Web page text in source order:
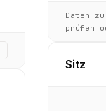
Daten zu
prüfen
Sitz